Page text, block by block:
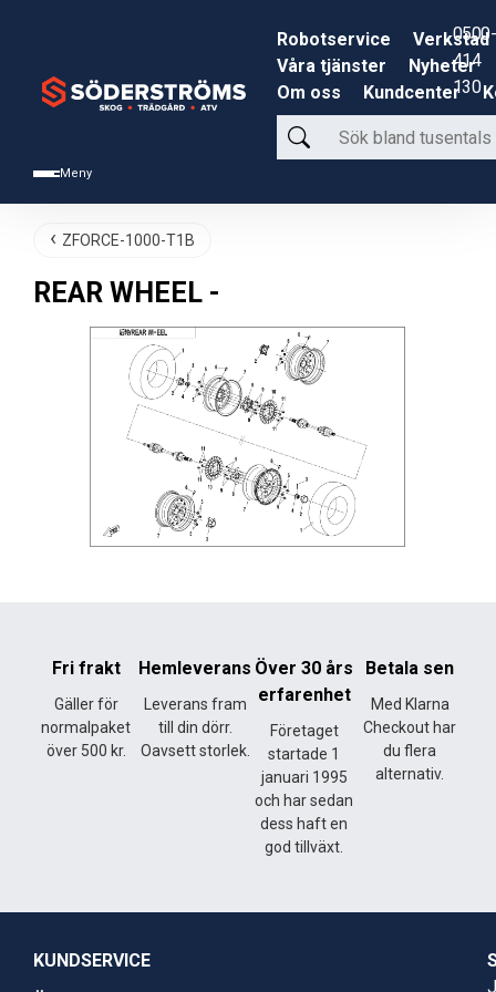
Meny
Robotservice
Verkstad
Våra tjänster
Nyheter
Om oss
Kundcenter
Sök
bland
produkter
0500-
414
130
ZFORCE-1000-T1B
REAR WHEEL -
Fri frakt
Gäller för
normalpaket
över 500 kr.
Hemleverans
Leverans fram
till din dörr.
Oavsett storlek.
Över 30 års
erfarenhet
Företaget
startade 1
januari 1995
och har sedan
dess haft en
god tillväxt.
Betala sen
Med Klarna
Checkout har
du flera
alternativ.
KUNDSERVICE